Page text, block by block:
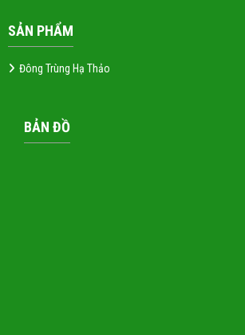
SẢN PHẨM
Đông Trùng Hạ Thảo
BẢN ĐỒ